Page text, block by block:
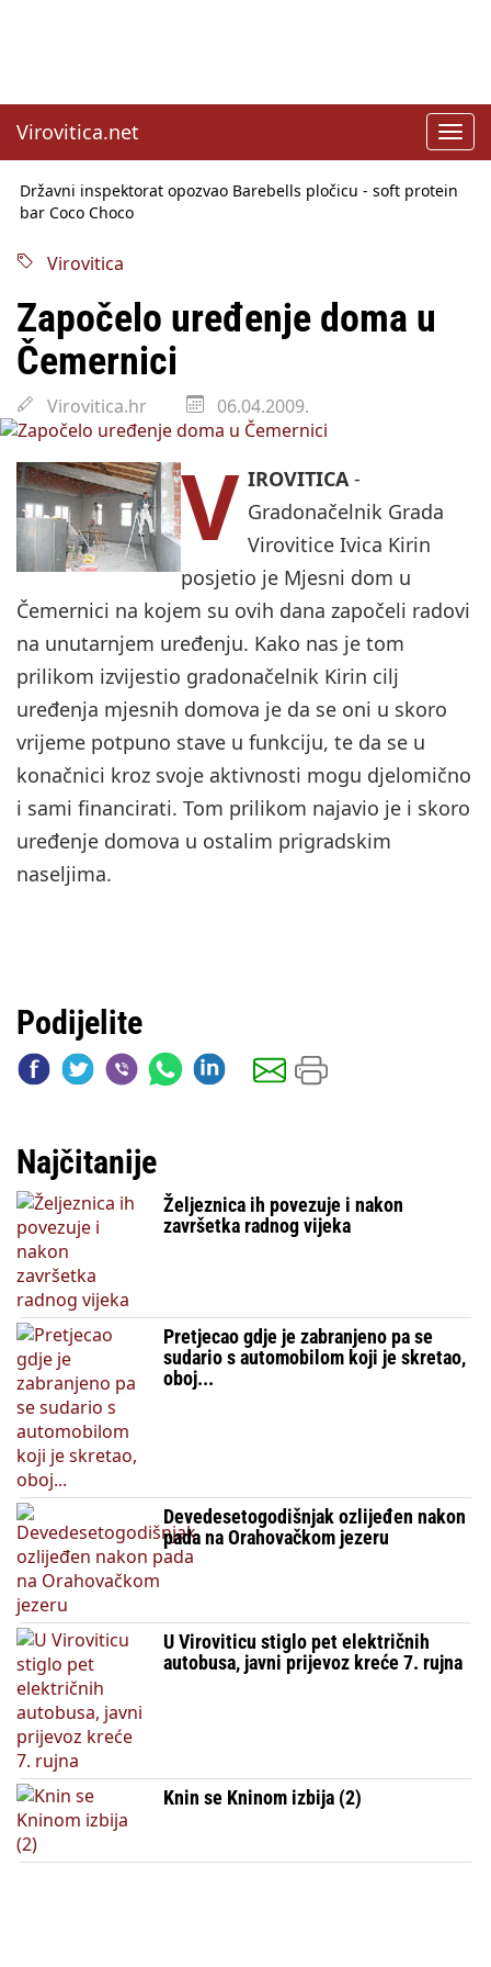
Virovitica.net
Državni inspektorat opozvao Barebells pločicu - soft protein
bar Coco Choco
Sabor u srijedu o SLAPP tužbama
Izmjene Zakona o visokom obrazovanju, profesori rade do 67.
godine
Sindikati traže zaštitu plaća od inflacije, Ćorić pregovore
najavio za jesen
Državni tajnik Rukavina: Hrvatska ima 3,6 milijuna birača
HŽ Infrastruktura: Nesreće na željezničkim prijelazima
Virovitica
Započelo uređenje doma u
Čemernici
Virovitica.hr 06.04.2009.
V IROVITICA-
Gradonačelnik Grada
Virovitice Ivica Kirin
posjetio je Mjesni dom u
Čemernici na kojem su ovih dana započeli radovi
na unutarnjem uređenju. Kako nas je tom
prilikom izvijestio gradonačelnik Kirin cilj
uređenja mjesnih domova je da se oni u skoro
vrijeme potpuno stave u funkciju, te da se u
konačnici kroz svoje aktivnosti mogu djelomično
i sami financirati. Tom prilikom najavio je i skoro
uređenje domova u ostalim prigradskim
naseljima.
Podijelite
Najčitanije
Željeznica ih povezuje i nakon
završetka radnog vijeka
Pretjecao gdje je zabranjeno pa se
sudario s automobilom koji je skretao,
oboj...
Devedesetogodišnjak ozlijeđen nakon
pada na Orahovačkom jezeru
U Viroviticu stiglo pet električnih
autobusa, javni prijevoz kreće 7. rujna
Knin se Kninom izbija (2)